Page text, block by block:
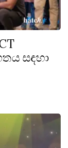
සඳහා